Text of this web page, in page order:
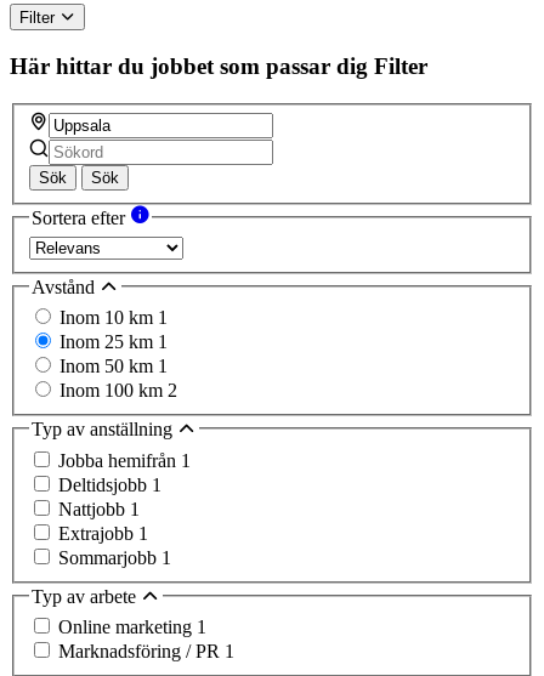
ignore
this
field
Filter
Här hittar du jobbet som passar dig Filter
Sök Sök
Sortera efter
Avstånd
Inom 10 km 1
Inom 25 km 1
Inom 50 km 1
Inom 100 km 2
Typ av anställning
Jobba hemifrån 1
Deltidsjobb 1
Nattjobb 1
Extrajobb 1
Sommarjobb 1
Typ av arbete
Online marketing 1
Marknadsföring / PR 1